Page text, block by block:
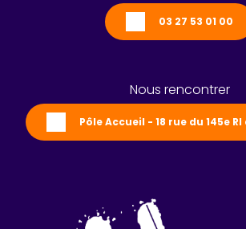
03 27 53 01 00
Nous rencontrer
Pôle Accueil - 18 rue du 145e